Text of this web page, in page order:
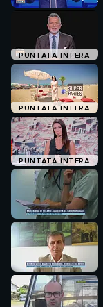
PUNTATA INTERA
PUNTATA INTERA
PUNTATA INTERA